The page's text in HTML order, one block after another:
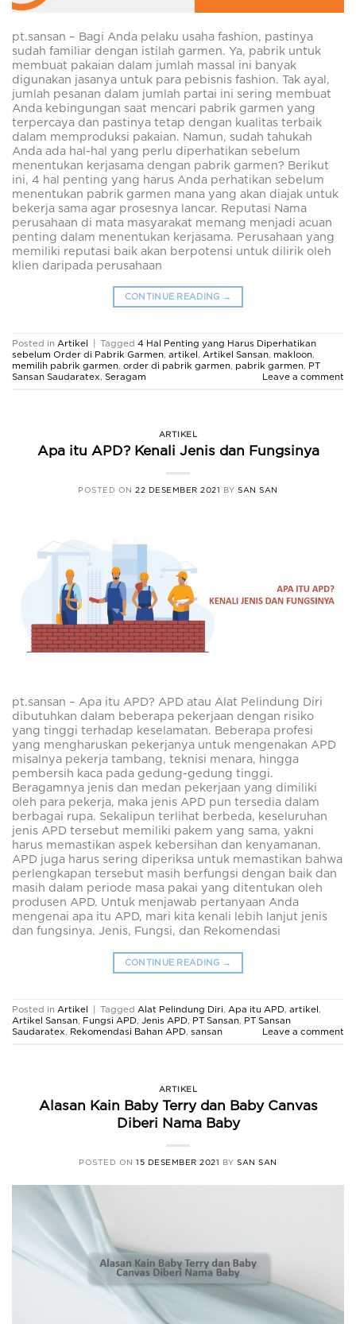
pt.sansan – Bagi Anda pelaku usaha fashion, pastinya
sudah familiar dengan istilah garmen. Ya, pabrik untuk
membuat pakaian dalam jumlah massal ini banyak
digunakan jasanya untuk para pebisnis fashion. Tak ayal,
jumlah pesanan dalam jumlah partai ini sering membuat
Anda kebingungan saat mencari pabrik garmen yang
terpercaya dan pastinya tetap dengan kualitas terbaik
dalam memproduksi pakaian. Namun, sudah tahukah
Anda ada hal-hal yang perlu diperhatikan sebelum
menentukan kerjasama dengan pabrik garmen? Berikut
ini, 4 hal penting yang harus Anda perhatikan sebelum
menentukan pabrik garmen mana yang akan diajak untuk
bekerja sama agar prosesnya lancar. Reputasi Nama
perusahaan di mata masyarakat memang menjadi acuan
penting dalam menentukan kerjasama. Perusahaan yang
memiliki reputasi baik akan berpotensi untuk dilirik oleh
klien daripada perusahaan
CONTINUE READING →
Posted in Artikel Tagged 4 Hal Penting yang Harus Diperhatikan
sebelum Order di Pabrik Garmen, artikel , Artikel Sansan, makloon,
memilih pabrik garmen, order di pabrik garmen, pabrik garmen, PT
Sansan Saudaratex, Seragam Leave a comment
ARTIKEL
Apa itu APD? Kenali Jenis dan Fungsinya
POSTED ON22 DESEMBER 2021 BYSAN SAN
pt.sansan – Apa itu APD? APD atau Alat Pelindung Diri
dibutuhkan dalam beberapa pekerjaan dengan risiko
yang tinggi terhadap keselamatan. Beberapa profesi
yang mengharuskan pekerjanya untuk mengenakan APD
misalnya pekerja tambang, teknisi menara, hingga
pembersih kaca pada gedung-gedung tinggi.
Beragamnya jenis dan medan pekerjaan yang dimiliki
oleh para pekerja, maka jenis APD pun tersedia dalam
berbagai rupa. Sekalipun terlihat berbeda, keseluruhan
jenis APD tersebut memiliki pakem yang sama, yakni
harus memastikan aspek kebersihan dan kenyamanan.
APD juga harus sering diperiksa untuk memastikan bahwa
perlengkapan tersebut masih berfungsi dengan baik dan
masih dalam periode masa pakai yang ditentukan oleh
produsen APD. Untuk menjawab pertanyaan Anda
mengenai apa itu APD, mari kita kenali lebih lanjut jenis
dan fungsinya. Jenis, Fungsi, dan Rekomendasi
CONTINUE READING →
Posted in Artikel Tagged Alat Pelindung Diri, Apa itu APD, artikel ,
Artikel Sansan, Fungsi APD, Jenis APD, PT Sansan, PT Sansan
Saudaratex, Rekomendasi Bahan APD, sansan Leave a comment
ARTIKEL
Alasan Kain Baby Terry dan Baby Canvas
Diberi Nama Baby
POSTED ON15 DESEMBER 2021 BYSAN SAN